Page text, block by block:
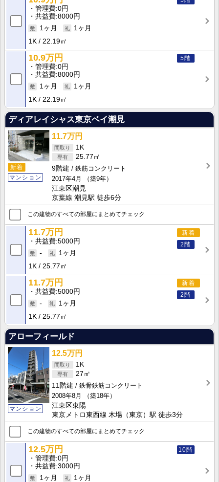
管理費 0円
共益費 8000円
1ヶ月
1ヶ月
1K
22.19㎡
5階
10.9万円
管理費 0円
共益費 8000円
1ヶ月
1ヶ月
1K
22.19㎡
ディアレイシャス東京ベイ潮見
新着
マンション
11.7万円
1K
25.77㎡
9階建
鉄筋コンクリート
2017年4月
（築9年）
江東区潮見
京葉線 潮見駅 徒歩6分
この建物のすべての部屋にまとめてチェック
新着
2階
11.7万円
共益費 5000円
-
1ヶ月
1K
25.77㎡
新着
2階
11.7万円
共益費 5000円
-
1ヶ月
1K
25.77㎡
アローフィールド
マンション
12.5万円
1K
27㎡
11階建
鉄骨鉄筋コンクリート
2008年8月
（築18年）
江東区東陽
東京メトロ東西線 木場（東京）駅 徒歩3分
この建物のすべての部屋にまとめてチェック
10階
12.5万円
管理費 0円
共益費 3000円
1ヶ月
1ヶ月